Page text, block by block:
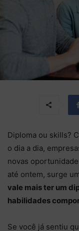
Diploma ou skills?
o dia a dia,
novas
até ontem, surge
vale mais ter um
habilidades
Se você já sentiu